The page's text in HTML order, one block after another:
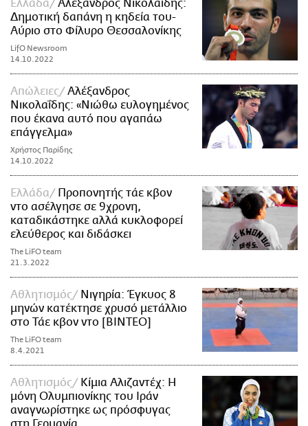
Ελλάδα
Αλέξανδρος Νικολαΐδης:
Δημοτική δαπάνη η κηδεία του-
Αύριο στο Φίλυρο Θεσσαλονίκης
LifO Newsroom
14.10.2022
Απώλειες
Αλέξανδρος
Νικολαΐδης: «Νιώθω ευλογημένος
που έκανα αυτό που αγαπάω
επάγγελμα»
Χρήστος Παρίδης
14.10.2022
Ελλάδα
Προπονητής τάε κβον
ντο ασέλγησε σε 9χρονη,
καταδικάστηκε αλλά κυκλοφορεί
ελεύθερος και διδάσκει
The LiFO team
21.3.2022
Αθλητισμός
Νιγηρία: Έγκυος 8
μηνών κατέκτησε χρυσό μετάλλιο
στο Τάε κβον ντο [ΒΙΝΤΕΟ]
The LiFO team
8.4.2021
Αθλητισμός
Κίμια Αλιζαντέχ: Η
μόνη Ολυμπιονίκης του Ιράν
αναγνωρίστηκε ως πρόσφυγας